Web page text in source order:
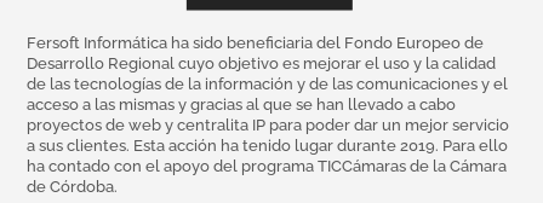
Fersoft Informática ha sido beneficiaria del Fondo Europeo de
Desarrollo Regional cuyo objetivo es mejorar el uso y la calidad
de las tecnologías de la información y de las comunicaciones y el
acceso a las mismas y gracias al que se han llevado a cabo
proyectos de web y centralita IP para poder dar un mejor servicio
a sus clientes. Esta acción ha tenido lugar durante 2019. Para ello
ha contado con el apoyo del programa TICCámaras de la Cámara
de Córdoba.